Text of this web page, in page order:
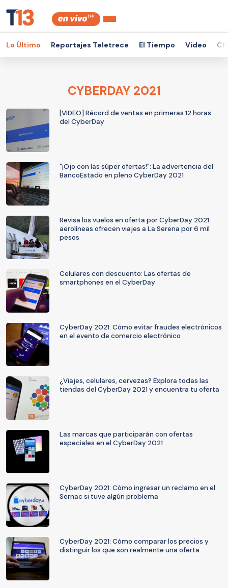
Lo Último Reportajes Teletrece El Tiempo Video
CYBERDAY 2021
[VIDEO] Récord de ventas en primeras 12 horas
del CyberDay
"¡Ojo con las súper ofertas!": La advertencia del
BancoEstado en pleno CyberDay 2021
Revisa los vuelos en oferta por CyberDay 2021:
aerolíneas ofrecen viajes a La Serena por 6 mil
pesos
Celulares con descuento: Las ofertas de
smartphones en el CyberDay
CyberDay 2021: Cómo evitar fraudes electrónicos
en el evento de comercio electrónico
¿Viajes, celulares, cervezas? Explora todas las
tiendas del CyberDay 2021 y encuentra tu oferta
Las marcas que participarán con ofertas
especiales en el CyberDay 2021
CyberDay 2021: Cómo ingresar un reclamo en el
Sernac si tuve algún problema
CyberDay 2021: Cómo comparar los precios y
distinguir los que son realmente una oferta